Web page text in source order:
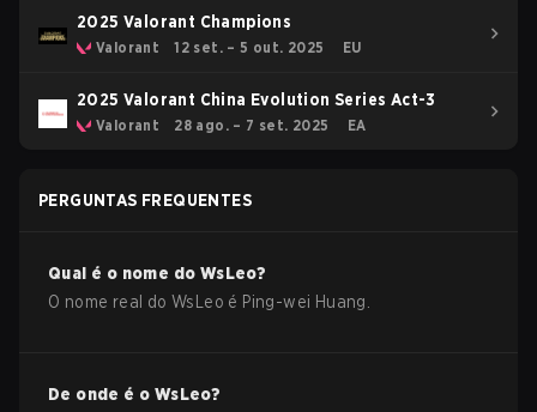
2025 Valorant Champions
Valorant 12 set. – 5 out. 2025 EU
2025 Valorant China Evolution Series Act-3
Valorant 28 ago. – 7 set. 2025 EA
PERGUNTAS FREQUENTES
Qual é o nome do WsLeo?
O nome real doWsLeo é Ping-wei Huang
De onde é o WsLeo?